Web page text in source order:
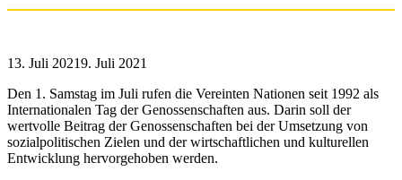
13. Juli 20219. Juli 2021
Den 1. Samstag im Juli rufen die Vereinten Nationen seit 1992 als
Internationalen Tag der Genossenschaften aus. Darin soll der
wertvolle Beitrag der Genossenschaften bei der Umsetzung von
sozialpolitischen Zielen und der wirtschaftlichen und kulturellen
Entwicklung hervorgehoben werden.